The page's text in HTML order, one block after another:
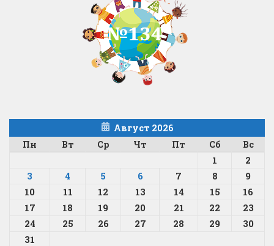
Август 2026
Пн
Вт Ср Чт Пт Сб Вс
1
2
3
4 5 6 7 8
9
10
11 12 13 14 15
16
17
18 19 20 21 22
23
24
25 26 27 28 29
30
31